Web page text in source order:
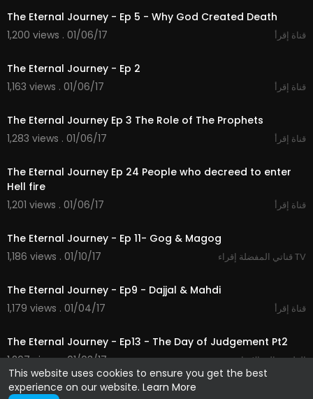
This website uses cookies to ensure you get the best
experience on our website. Learn More
The Eternal Journey - Ep 5 - Why God Created Death
1,200 views . 01/06/17
قناة إقرأ
23:28
The Eternal Journey - Ep 2
1,163 views . 01/06/17
قناة إقرأ
23:10
The Eternal Journey Ep 3 The Role of The Prophets
1,283 views . 01/06/17
قناة إقرأ
23:51
The Eternal Journey Ep 24 People who decreed to enter
Hell fire
1,201 views . 01/06/17
قناة إقرأ
27:41
The Eternal Journey - Ep 11- Gog & Magog
1,186 views . 01/10/17
قناتي المفضلة إقراء TV
The Eternal Journey - Ep9 - Dajjal & Mahdi
1,179 views . 01/04/17
قناة إقرأ
26:27
The Eternal Journey - Ep13 - The Day of Judgement Pt2
1,207 views . 01/03/17
الطريق الى الايمان